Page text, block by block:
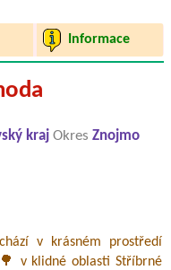
Informace
kraj Okres Znojmo
v krásném prostředí
v klidné oblasti Stříbrné